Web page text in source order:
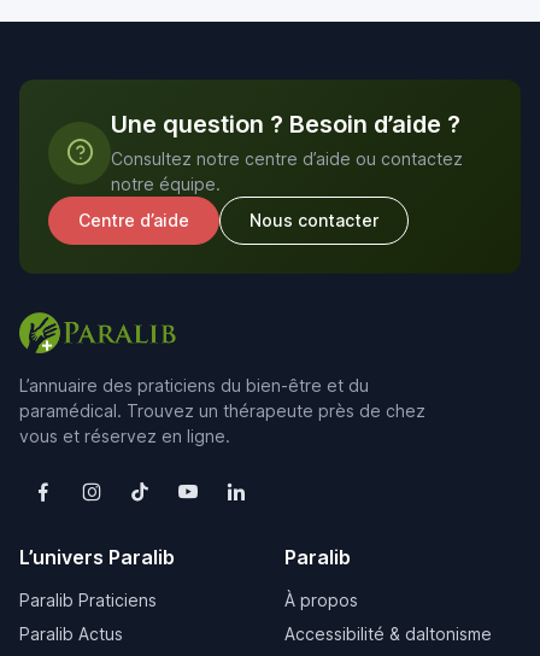
Une question ? Besoin d’aide ?
Consultez notre centre d’aide ou contactez
notre équipe.
Centre d’aide
Nous contacter
L’annuaire des praticiens du bien-être et du
paramédical. Trouvez un thérapeute près de chez
vous et réservez en ligne.
L’univers Paralib
Paralib Praticiens
Paralib Actus
Paralib
À propos
Accessibilité & daltonisme